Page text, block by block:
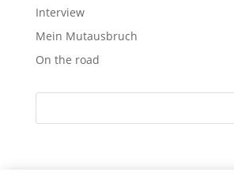
Interview
Mein Mutausbruch
On the road